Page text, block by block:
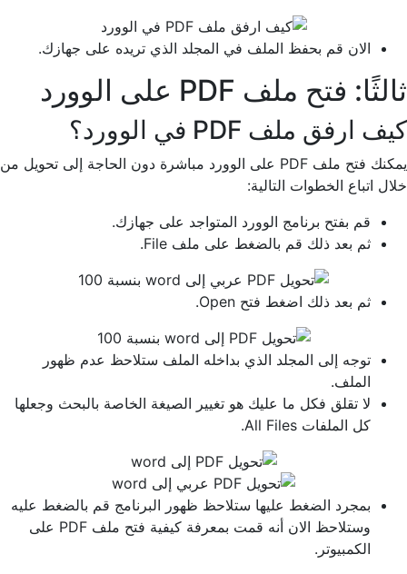
الان قم بحفظ الملف في المجلد الذي تريده على جهازك.
ثالثًا: فتح ملف PDF على الوورد
كيف ارفق ملف PDF في الوورد؟
يمكنك فتح ملف PDF على الوورد مباشرة دون الحاجة إلى تحويل من
خلال اتباع الخطوات التالية:
قم بفتح برنامج الوورد المتواجد على جهازك.
ثم بعد ذلك قم بالضغط على ملف File.
ثم بعد ذلك اضغط فتح Open.
توجه إلى المجلد الذي بداخله الملف ستلاحظ عدم ظهور
الملف.
لا تقلق فكل ما عليك هو تغيير الصيغة الخاصة بالبحث وجعلها
كل الملفات All Files.
بمجرد الضغط عليها ستلاحظ ظهور البرنامج قم بالضغط عليه
وستلاحظ الان أنه قمت بمعرفة كيفية فتح ملف PDF على
الكمبيوتر.